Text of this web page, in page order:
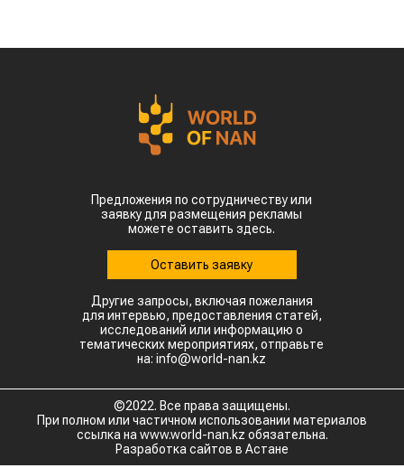
Предложения по сотрудничеству или
заявку для размещения рекламы
можете оставить здесь.
Оставить заявку
Другие запросы, включая пожелания
для интервью, предоставления статей,
исследований или информацию о
тематических мероприятиях, отправьте
на: info@world-nan.kz
©2022. Все права защищены.
При полном или частичном использовании материалов
ссылка на www.world-nan.kz обязательна.
Разработка сайтов в Астане